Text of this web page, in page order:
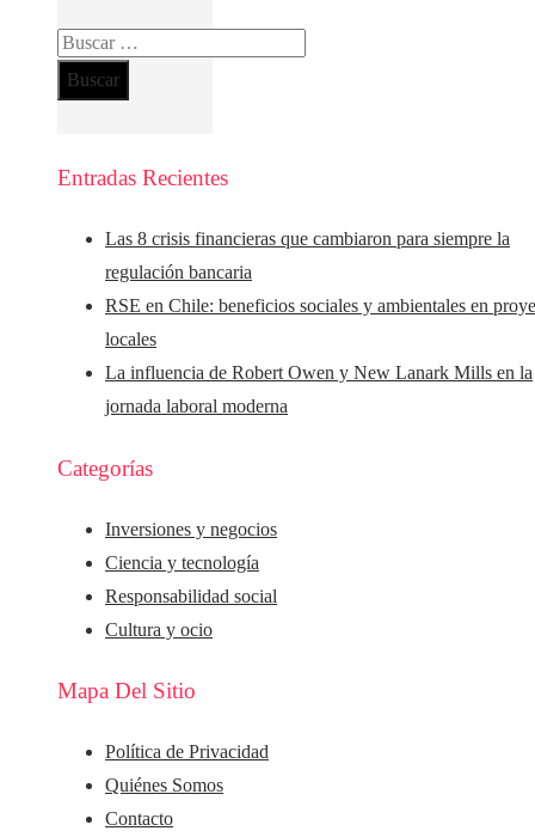
Buscar:
Entradas Recientes
Las 8 crisis financieras que cambiaron para siempre la
regulación bancaria
RSE en Chile: beneficios sociales y ambientales en
locales
La influencia de Robert Owen y New Lanark Mills en la
jornada laboral moderna
Categorías
Inversiones y negocios
Ciencia y tecnología
Responsabilidad social
Cultura y ocio
Mapa Del Sitio
Política de Privacidad
Quiénes Somos
Contacto